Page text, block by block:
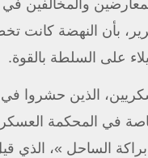
في الرأي،
النهضة كانت تخطط
السلطة بالقوة.
حشروا في تلك
العسكرية، قد
»، الذي قيل إنه